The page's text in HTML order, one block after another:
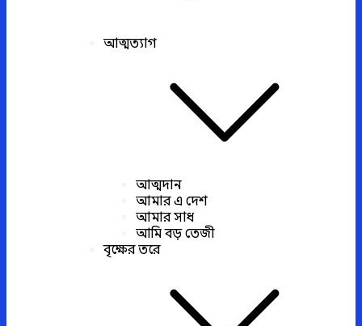
আত্মত্যাগ
আত্মদান
আমার এ দেশ
আমার সাধ
আমি বড় তেজী
বৃক্ষের তরে